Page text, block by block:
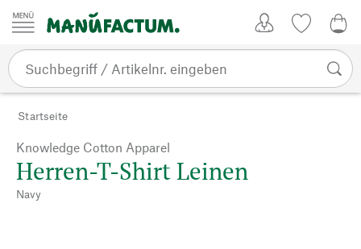
Zum Inhalt springen
Startseite
Knowledge Cotton Apparel
Herren-T-Shirt Leinen
Navy